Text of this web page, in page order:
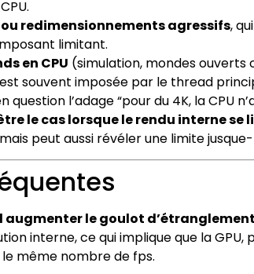
ou redimensionnements agressifs,
limitant.
en CPU (simulation, mondes ouverts
souvent imposée par le thread
l’adage “pour du 4K, la CPU
le cas lorsque le rendu interne se
peut aussi révéler une limite
augmenter le goulot d’étranglement
interne, ce qui implique que la
même nombre de fps.